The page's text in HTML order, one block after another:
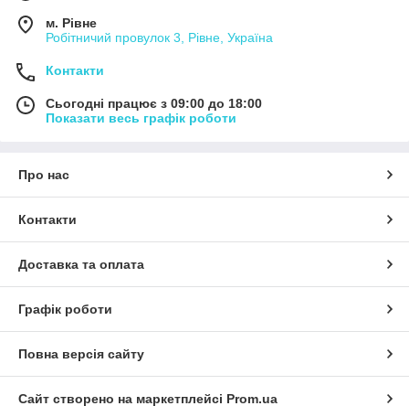
м. Рівне
Робітничий провулок 3, Рівне, Україна
Контакти
Сьогодні працює з 09:00 до 18:00
Показати весь графік роботи
Про нас
Контакти
Доставка та оплата
Графік роботи
Повна версія сайту
Сайт створено на маркетплейсі Prom.ua